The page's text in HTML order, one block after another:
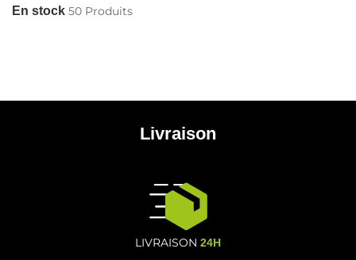
En stock 50 Produits
Livraison
LIVRAISON 24H